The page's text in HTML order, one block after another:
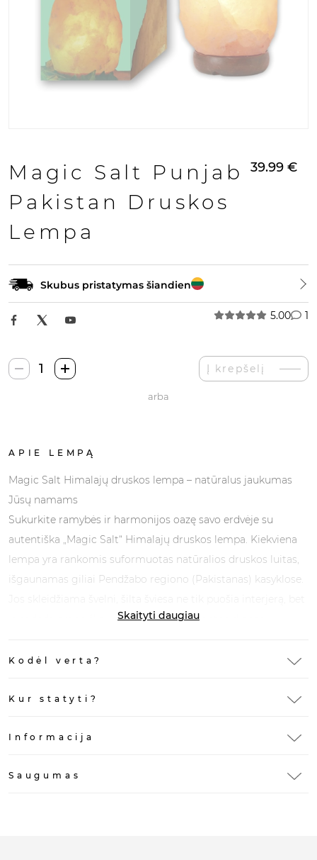
Magic Salt Punjab
Pakistan Druskos
Lempa
39.99 €
APIE LEMPĄ
Magic Salt Himalajų druskos lempa – natūralus jaukumas
Jūsų namams
Sukurkite ramybės ir harmonijos oazę savo erdvėje su
autentiška „Magic Salt“ Himalajų druskos lempa. Kiekviena
lempa yra rankomis suformuotas natūralios druskos luitas,
išgaunamas giliai Pendžabo regiono (Pakistanas) kasyklose.
ir padeda emociškai „įsižeminti“ po įtemptos dienos.
Skaityti daugiau
Kodėl verta?
Kur statyti?
Informacija
Saugumas
Skubus pristatymas šiandien
5.00 1
produkto
kiekis:
Pakistan
Lempa
Į krepšelį
arba